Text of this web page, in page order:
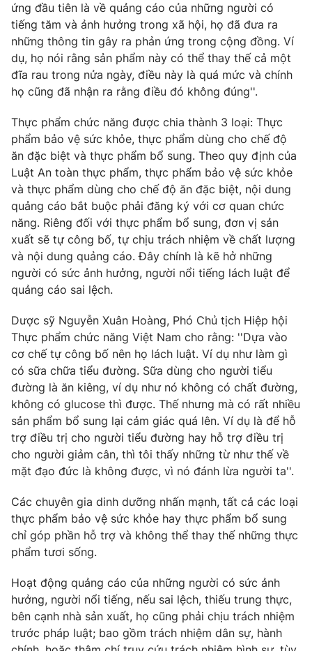
Liên hệ tòa soạn English
THỜI BÁO VTV
Theo dõi báo trên
Cơ quan chủ quản:Đài Truyền hình Việt Nam
Cơ quan báo chí:Thời báo VTV
Giấy phép hoạt động báo in và báo điện tử số 483/GP-BTTTT
cấp ngày 29/12/2023
Tổng Biên tập:Vũ Thanh Thủy
Phó Tổng Biên tập:
Nguyễn Thị Mỹ Hạnh, Phạm Quốc Thắng,
Nguyễn Trọng Ninh
Tổng đài VTV:
Ðiện thoại Thời báo VTV:024.66 897 897
Email: toasoan@vtv.vn
Liên hệ quảng cáo:024-7300.7108
® Cấm sao chép dưới mọi hình thức nếu không có sự chấp
thông tin từ website này.
ứng đầu tiên là về quảng cáo của những người có
tiếng tăm và ảnh hưởng trong xã hội, họ đã đưa ra
những thông tin gây ra phản ứng trong cộng đồng. Ví
dụ, họ nói rằng sản phẩm này có thể thay thế cả một
đĩa rau trong nửa ngày, điều này là quá mức và chính
họ cũng đã nhận ra rằng điều đó không đúng''.
Thực phẩm chức năng được chia thành 3 loại: Thực
phẩm bảo vệ sức khỏe, thực phẩm dùng cho chế độ
ăn đặc biệt và thực phẩm bổ sung. Theo quy định của
Luật An toàn thực phẩm, thực phẩm bảo vệ sức khỏe
và thực phẩm dùng cho chế độ ăn đặc biệt, nội dung
quảng cáo bắt buộc phải đăng ký với cơ quan chức
năng. Riêng đối với thực phẩm bổ sung, đơn vị sản
xuất sẽ tự công bố, tự chịu trách nhiệm về chất lượng
và nội dung quảng cáo. Đây chính là kẽ hở những
người có sức ảnh hưởng, người nổi tiếng lách luật để
quảng cáo sai lệch.
Dược sỹ Nguyễn Xuân Hoàng, Phó Chủ tịch Hiệp hội
Thực phẩm chức năng Việt Nam cho rằng: ''Dựa vào
cơ chế tự công bố nên họ lách luật. Ví dụ như làm gì
có sữa chữa tiểu đường. Sữa dùng cho người tiểu
đường là ăn kiêng, ví dụ như nó không có chất đường,
không có glucose thì được. Thế nhưng mà có rất nhiều
sản phẩm bổ sung lại cảm giác quá lên. Ví dụ là để hỗ
trợ điều trị cho người tiểu đường hay hỗ trợ điều trị
cho người giảm cân, thì tôi thấy những từ như thế về
mặt đạo đức là không được, vì nó đánh lừa người ta''.
Các chuyên gia dinh dưỡng nhấn mạnh, tất cả các loại
thực phẩm bảo vệ sức khỏe hay thực phẩm bổ sung
chỉ góp phần hỗ trợ và không thể thay thế những thực
phẩm tươi sống.
Hoạt động quảng cáo của những người có sức ảnh
hưởng, người nổi tiếng, nếu sai lệch, thiếu trung thực,
bên cạnh nhà sản xuất, họ cũng phải chịu trách nhiệm
trước pháp luật; bao gồm trách nhiệm dân sự, hành